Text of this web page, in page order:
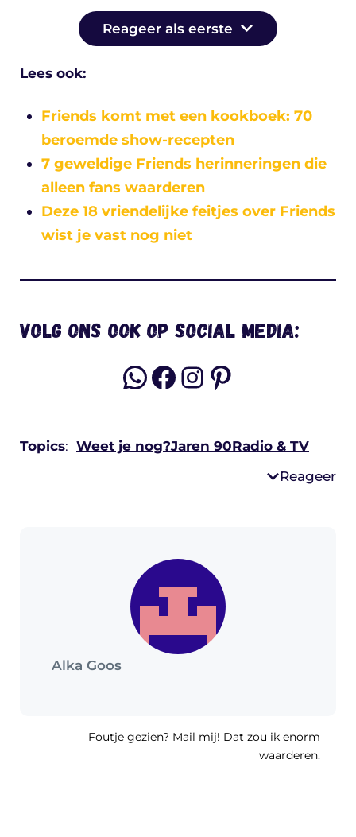
Reageer als eerste
Lees ook:
Friends komt met een kookboek: 70
beroemde show-recepten
7 geweldige Friends herinneringen die
alleen fans waarderen
Deze 18 vriendelijke feitjes over Friends
wist je vast nog niet
Volg ons ook op social media:
WhatsApp
Facebook
Instagram
Pinterest
Topics: Weet je nog?Jaren 90Radio & TV
Reageer
Alka Goos
Foutje gezien? Mail mij! Dat zou ik enorm
waarderen.